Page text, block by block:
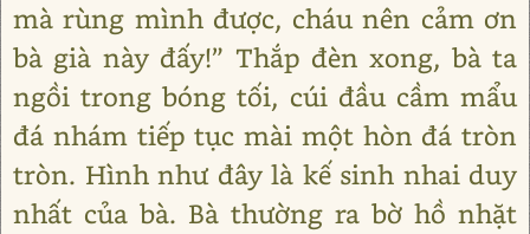
mà rùng mình được, cháu nên cảm ơn
bà già này đấy!” Thắp đèn xong, bà ta
ngồi trong bóng tối, cúi đầu cầm mẩu
đá nhám tiếp tục mài một hòn đá tròn
tròn. Hình như đây là kế sinh nhai duy
nhất của bà. Bà thường ra bờ hồ nhặt